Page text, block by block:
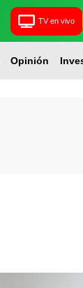
TV en vivo
Opinión